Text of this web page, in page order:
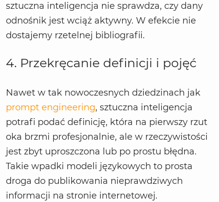
sztuczna inteligencja nie sprawdza, czy dany
odnośnik jest wciąż aktywny. W efekcie nie
dostajemy rzetelnej bibliografii.
4. Przekręcanie definicji i pojęć
Nawet w tak nowoczesnych dziedzinach jak
prompt engineering, sztuczna inteligencja
potrafi podać definicję, która na pierwszy rzut
oka brzmi profesjonalnie, ale w rzeczywistości
jest zbyt uproszczona lub po prostu błędna.
Takie wpadki modeli językowych to prosta
droga do publikowania nieprawdziwych
informacji na stronie internetowej.